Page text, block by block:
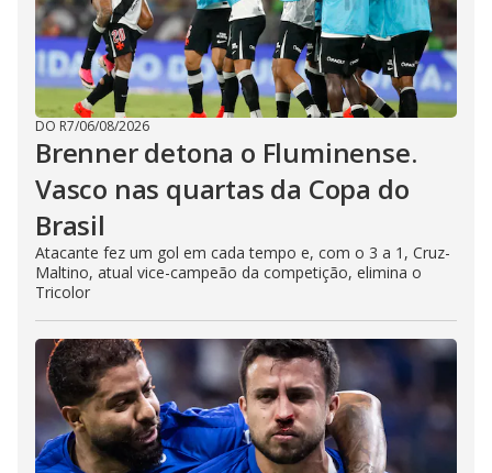
DO R7/06/08/2026
Brenner detona o Fluminense.
Vasco nas quartas da Copa do
Brasil
Atacante fez um gol em cada tempo e, com o 3 a 1, Cruz-
Maltino, atual vice-campeão da competição, elimina o
Tricolor